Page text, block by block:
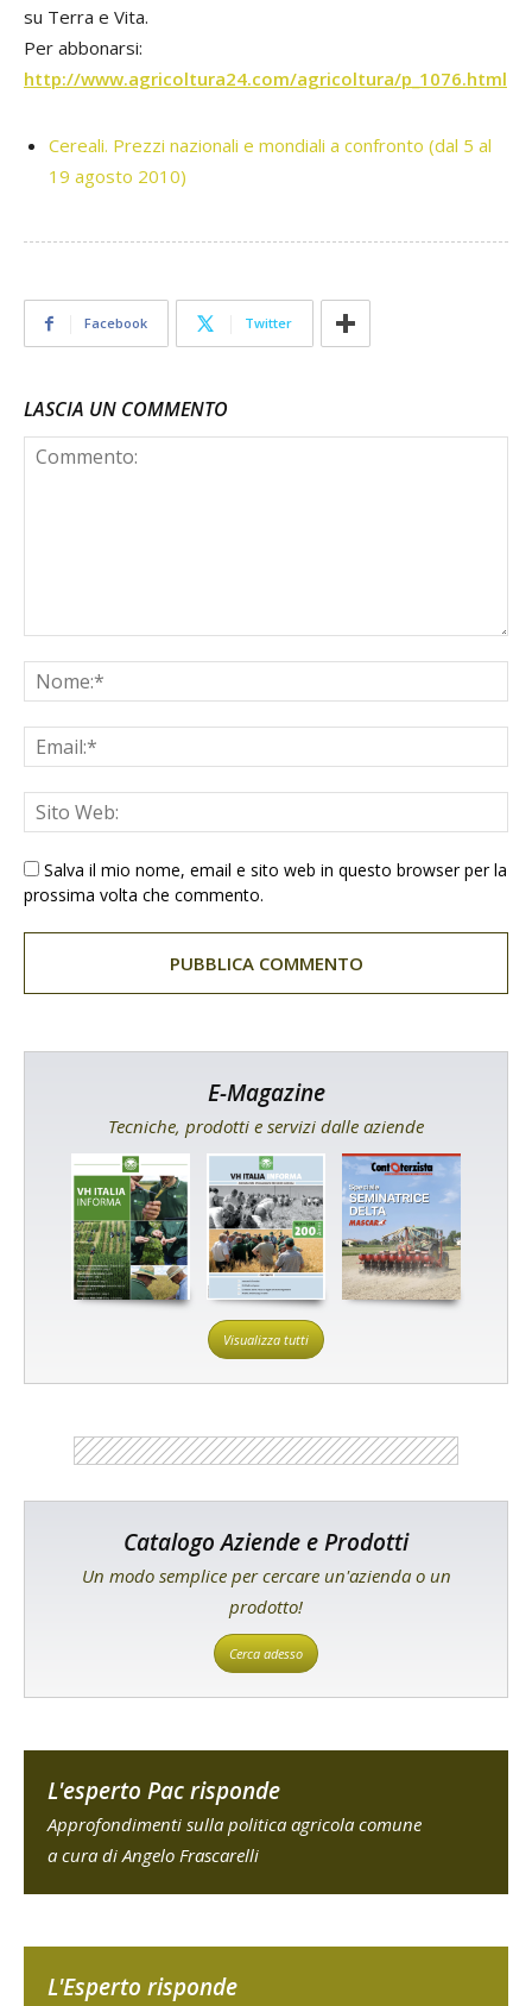
su Terra e Vita.
Per abbonarsi:
http://www.agricoltura24.com/agricoltura/p_1076.html
Cereali. Prezzi nazionali e mondiali a confronto (dal 5 al
19 agosto 2010)
Facebook Twitter
LASCIA UN COMMENTO
Salva il mio nome, email e sito web in questo browser per la
prossima volta che commento.
E-Magazine
Tecniche, prodotti e servizi dalle aziende
Visualizza tutti
Catalogo Aziende e Prodotti
Un modo semplice per cercare un'azienda o un
prodotto!
Cerca adesso
L'esperto Pac risponde
Approfondimenti sulla politica agricola comune
a cura di Angelo Frascarelli
L'Esperto risponde